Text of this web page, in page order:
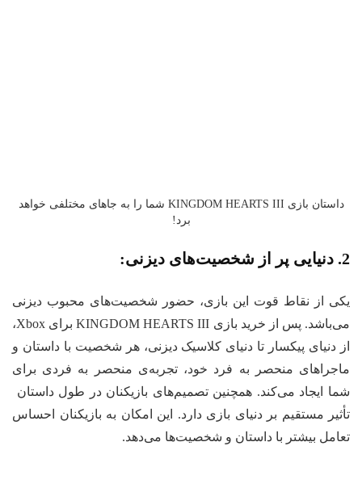
داستان بازی KINGDOM HEARTS III شما را به جاهای مختلفی خواهد
از نقاط قوت این بازی، حضور شخصیت‌های محبوب دیزنی
می‌باشد. پس از خرید بازی KINGDOM HEARTS III برای Xbox،
دنیای پیکسار تا دنیای کلاسیک دیزنی، هر شخصیت با داستان و
منحصر به فرد خود، تجربه‌ی منحصر به فردی برای
ایجاد می‌کند. همچنین تصمیم‌های بازیکنان در طول داستان
مستقیم بر دنیای بازی دارد. این امکان به بازیکنان احساس
بیشتر با داستان و شخصیت‌ها می‌دهد.